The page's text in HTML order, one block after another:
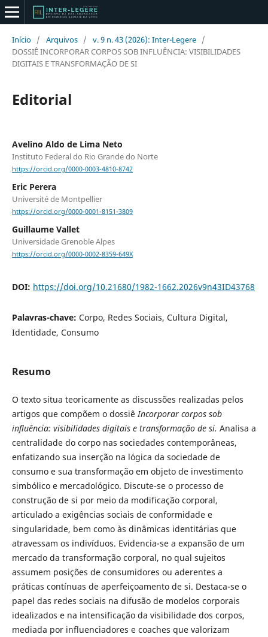
Início / Arquivos / v. 9 n. 43 (2026): Inter-Legere /
DOSSIÊ INCORPORAR CORPOS SOB INFLUÊNCIA: VISIBILIDADES
DIGITAIS E TRANSFORMAÇÃO DE SI
Editorial
Avelino Aldo de Lima Neto
Instituto Federal do Rio Grande do Norte
https://orcid.org/0000-0003-4810-8742
Eric Perera
Université de Montpellier
https://orcid.org/0000-0001-8151-3809
Guillaume Vallet
Universidade Grenoble Alpes
https://orcid.org/0000-0002-8359-649X
DOI: https://doi.org/10.21680/1982-1662.2026v9n43ID43768
Palavras-chave: Corpo, Redes Sociais, Cultura Digital,
Identidade, Consumo
Resumo
O texto situa teoricamente as discussões realizadas pelos
artigos que compõem o dossiê Incorporar corpos sob
influência: visibilidades digitais e transformação de si. Analisa a
centralidade do corpo nas sociedades contemporâneas,
enfatizando sua inserção na lógica da sociedade de
consumo e sua transformação em objeto de investimento
simbólico e mercadológico. Discute-se o processo de
construção de si por meio da modificação corporal,
articulado a exigências sociais de conformidade e
singularidade, bem como às dinâmicas identitárias que
atravessam os indivíduos. Evidencia-se a expansão de um
mercado da transformação corporal, no qual sujeitos
assumem posições de consumidores ou aderentes a
práticas contínuas de aperfeiçoamento de si. Destaca-se o
papel das redes sociais na difusão de modelos corporais
idealizados e na intensificação da visibilidade dos corpos,
mediada por influenciadores e coaches que valorizam